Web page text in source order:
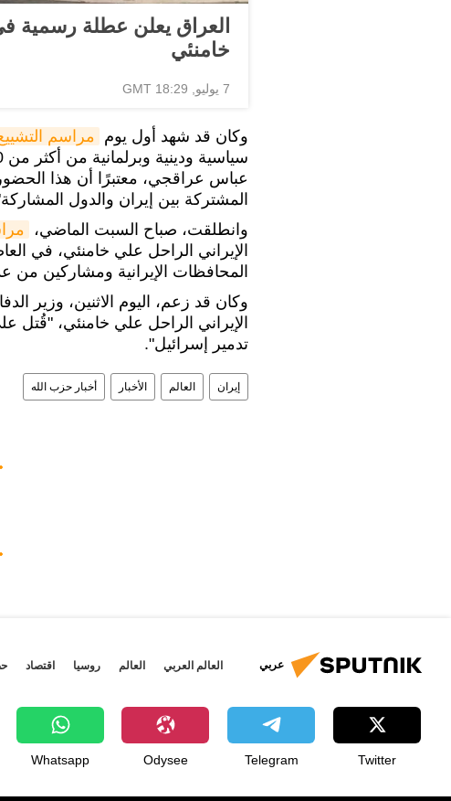
العراق يعلن عطلة رسمية
خامنئي
7 يوليو, 18:29 GMT
وكان قد شهد أول يوم مراسم
عباس عراقجي، معتبرًا أن هذا
المشتركة بين إيران والدول
وانطلقت، صباح السبت الماضي،
الإيراني الراحل علي خامنئي، في
المحافظات الإيرانية ومشاركين من
وكان قد زعم، اليوم الاثنين، وزير
الإيراني الراحل علي خامنئي، "قُتل
تدمير إسرائيل".
إيران العالم الأخبار أخبار حزب الله
عربي العالم العربي العالم روسيا اقتصاد
Twitter
Telegram
Odysee
Whatsapp